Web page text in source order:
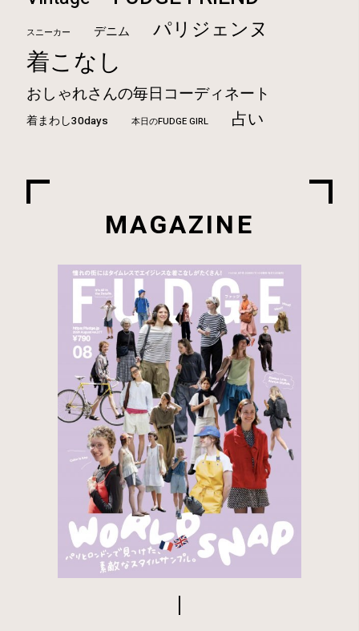
スニーカー デニム パリジェンヌ
着こなし
おしゃれさんの毎日コーディネート
着まわし30days 本日のFUDGE GIRL 占い
MAGAZINE